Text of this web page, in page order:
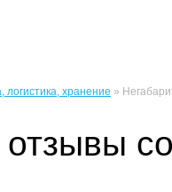
логистика, хранение »